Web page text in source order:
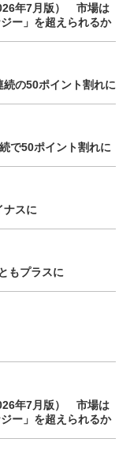
年7月版） 市場は
ー」を超えられるか
の50ポイント割れに
で50ポイント割れに
ナスに
もプラスに
年7月版） 市場は
ー」を超えられるか